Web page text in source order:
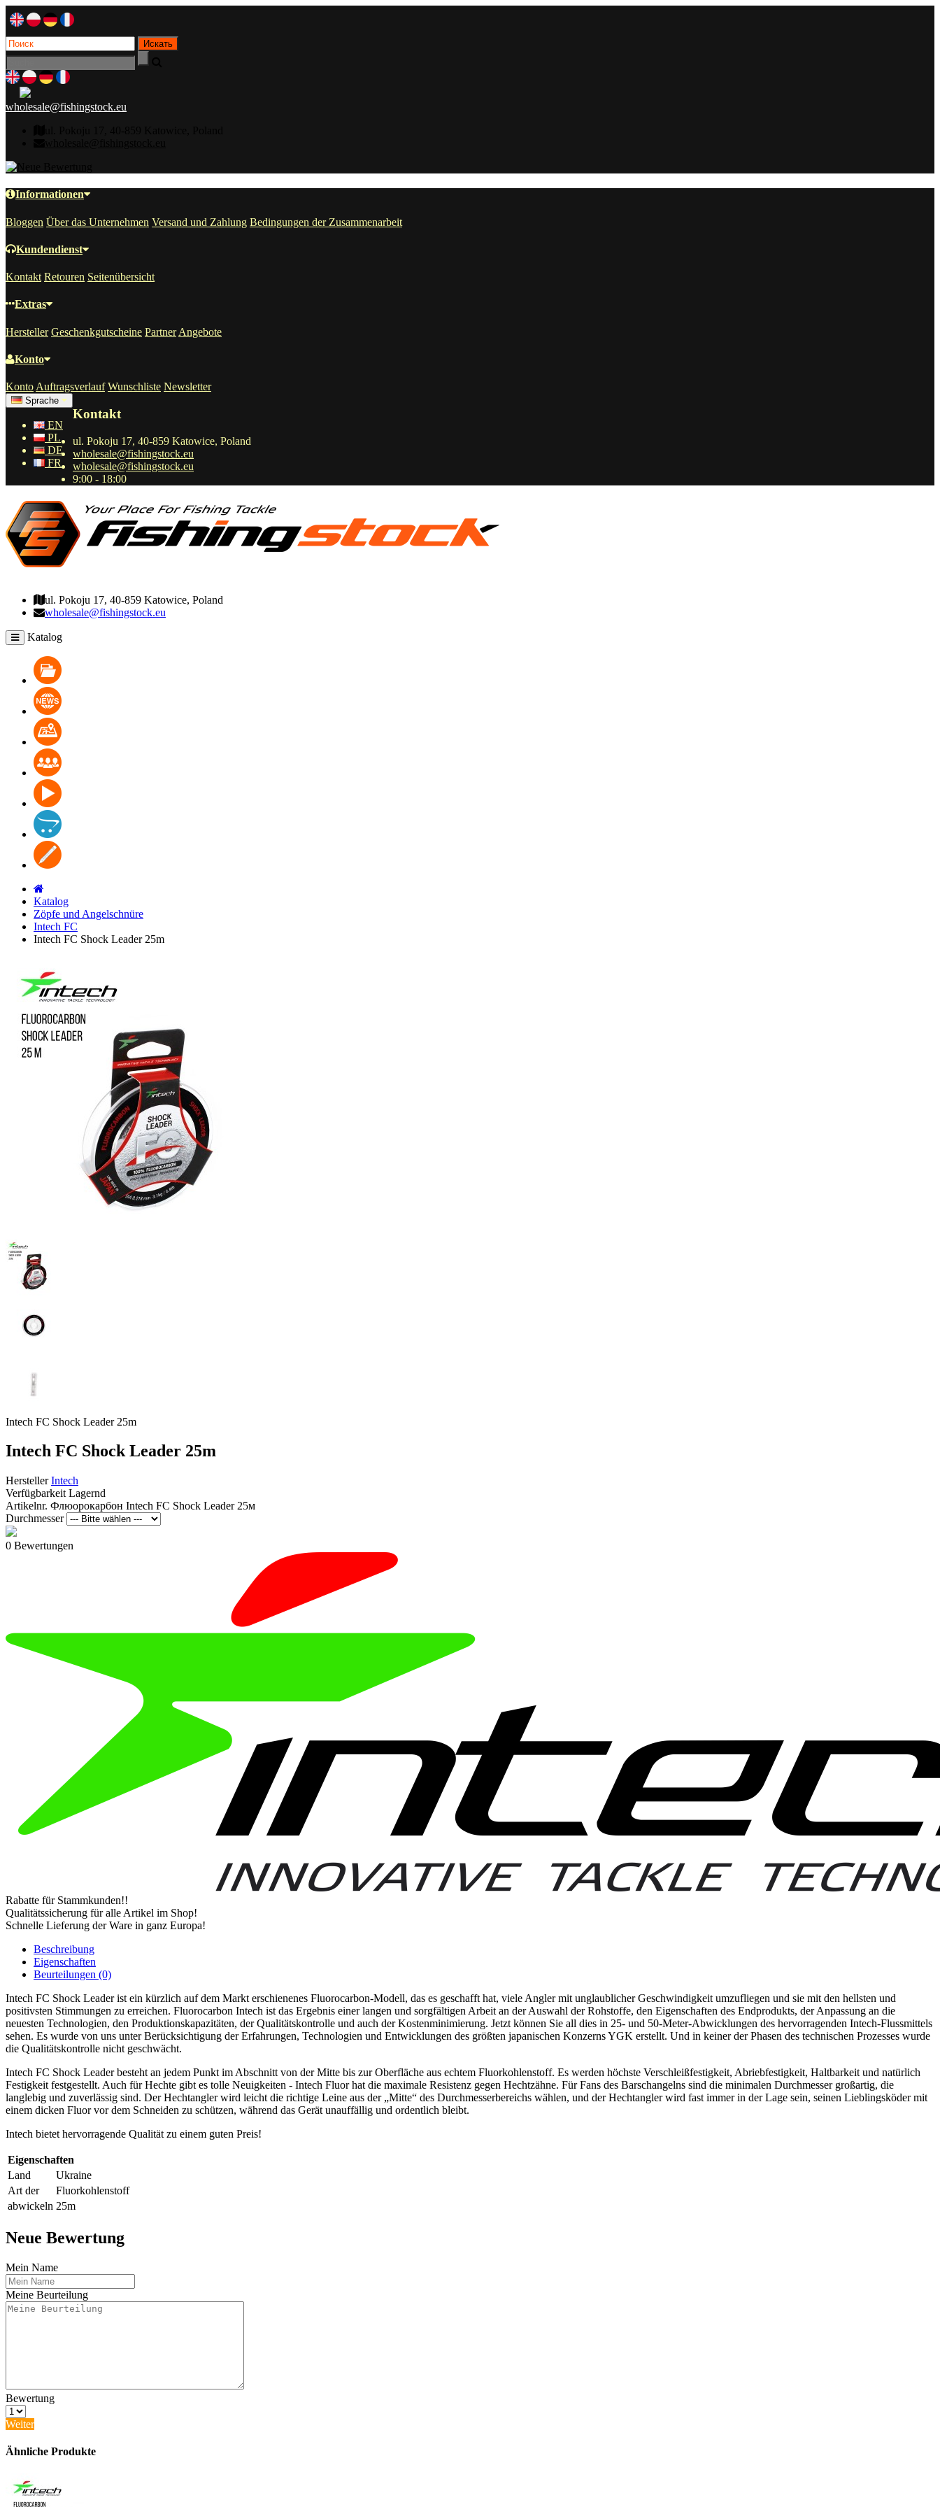
wholesale@fishingstock.eu
Informationen
Bloggen Über das Unternehmen Versand und Zahlung Bedingungen der Zusammenarbeit
Kundendienst
Kontakt Retouren Seitenübersicht
Extras
Hersteller Geschenkgutscheine Partner Angebote
Konto
Konto Auftragsverlauf Wunschliste Newsletter
Sprache
EN
PL
DE
FR
Kontakt
ul. Pokoju 17, 40-859 Katowice, Poland
wholesale@fishingstock.eu
wholesale@fishingstock.eu
9:00 - 18:00
ul. Pokoju 17, 40-859 Katowice, Poland
wholesale@fishingstock.eu
Katalog
Katalog
Zöpfe und Angelschnüre
Intech FC
Intech FC Shock Leader 25m
Intech FC Shock Leader 25m
Intech FC Shock Leader 25m
Hersteller Intech
Verfügbarkeit Lagernd
Artikelnr. Флюорокарбон Intech FC Shock Leader 25м
Durchmesser
0 Bewertungen
Rabatte für Stammkunden!!
Qualitätssicherung für alle Artikel im Shop!
Schnelle Lieferung der Ware in ganz Europa!
Beschreibung
Eigenschaften
Beurteilungen (0)
Intech FC Shock Leader ist ein kürzlich auf dem Markt erschienenes Fluorocarbon-Modell, das es geschafft hat, viele Angler mit unglaublicher Geschwindigkeit umzufliegen und sie mit den hellsten und
positivsten Stimmungen zu erreichen. Fluorocarbon Intech ist das Ergebnis einer langen und sorgfältigen Arbeit an der Auswahl der Rohstoffe, den Eigenschaften des Endprodukts, der Anpassung an die
neuesten Technologien, den Produktionskapazitäten, der Qualitätskontrolle und auch der Kostenminimierung. Jetzt können Sie all dies in 25- und 50-Meter-Abwicklungen des hervorragenden Intech-Flussmittels
sehen. Es wurde von uns unter Berücksichtigung der Erfahrungen, Technologien und Entwicklungen des größten japanischen Konzerns YGK erstellt. Und in keiner der Phasen des technischen Prozesses wurde
die Qualitätskontrolle nicht geschwächt.
Intech FC Shock Leader besteht an jedem Punkt im Abschnitt von der Mitte bis zur Oberfläche aus echtem Fluorkohlenstoff. Es werden höchste Verschleißfestigkeit, Abriebfestigkeit, Haltbarkeit und natürlich
Festigkeit festgestellt. Auch für Hechte gibt es tolle Neuigkeiten - Intech Fluor hat die maximale Resistenz gegen Hechtzähne. Für Fans des Barschangelns sind die minimalen Durchmesser großartig, die
langlebig und zuverlässig sind. Der Hechtangler wird leicht die richtige Leine aus der „Mitte“ des Durchmesserbereichs wählen, und der Hechtangler wird fast immer in der Lage sein, seinen Lieblingsköder mit
einem dicken Fluor vor dem Schneiden zu schützen, während das Gerät unauffällig und ordentlich bleibt.
Intech bietet hervorragende Qualität zu einem guten Preis!
Eigenschaften
Land
Ukraine
Art der
Fluorkohlenstoff
abwickeln 25m
Neue Bewertung
Mein Name
Meine Beurteilung
Bewertung
Weiter
Ähnliche Produkte